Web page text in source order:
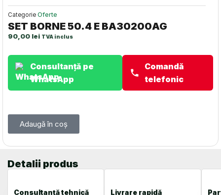
Categorie Oferte
SET BORNE 50.4 E BA30200AG
90,00 lei TVA inclus
Consultanță pe
WhatsApp
Comandă
telefonic
Adaugă în coș
Detalii produs
Consultanță tehnică
Livrare rapidă